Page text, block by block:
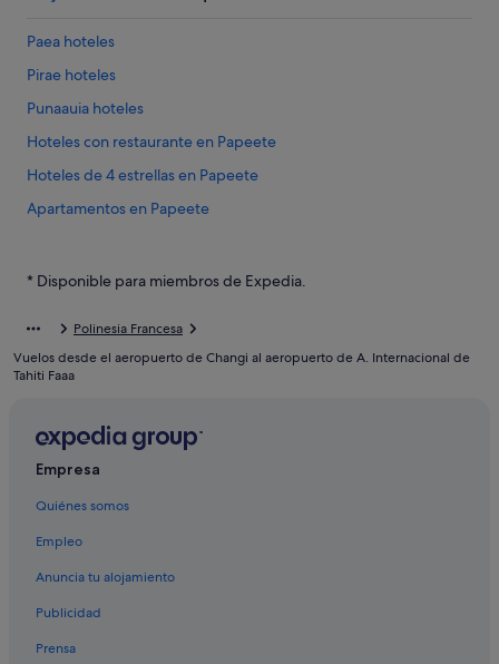
Paea hoteles
Pirae hoteles
Punaauia hoteles
Hoteles con restaurante en Papeete
Hoteles de 4 estrellas en Papeete
Apartamentos en Papeete
Arue hoteles
Hoteles baratos en Papeete
Casas privadas de vacaciones en Papeete
Hoteles en la playa en Papeete
Hoteles para ir de compras en Papeete
Islas de Barlovento hoteles
B&B en Papeete
Hoteles de 5 estrellas en Papeete
Faaa hoteles
Hoteles con piscina en Papeete
* Disponible para miembros de Expedia.
Polinesia Francesa
Vuelos desde el aeropuerto de Changi al aeropuerto de A. Internacional de
Tahiti Faaa
Empresa
Quiénes somos
Empleo
Anuncia tu alojamiento
Publicidad
Prensa